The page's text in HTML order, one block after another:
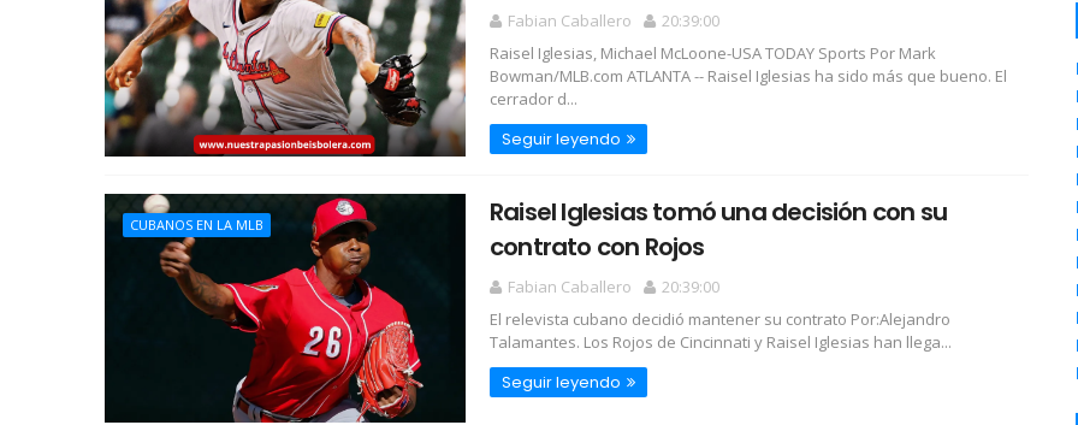
Fabian Caballero
20:39:00
Raisel Iglesias, Michael McLoone-USA TODAY Sports Por Mark
Bowman/MLB.com ATLANTA -- Raisel Iglesias ha sido más que bueno. El
cerrador d...
Seguir leyendo
CUBANOS EN LA MLB
Raisel Iglesias tomó una decisión con su
contrato con Rojos
Fabian Caballero
20:39:00
El relevista cubano decidió mantener su contrato Por:Alejandro
Talamantes. Los Rojos de Cincinnati y Raisel Iglesias han llega...
Seguir leyendo